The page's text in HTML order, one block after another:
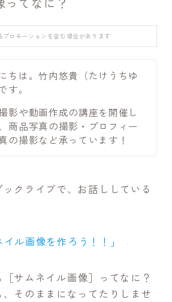
プロモーションを含む場合があります
ちは。竹内悠貴（たけうちゆ
す。
影や動画作成の講座を開催し
商品写真の撮影・プロフィー
の撮影など承っています！
クライブで、お話ししている
イル画像を作ろう！！」
［サムネイル画像］ってなに？
そのままになってたりしませ